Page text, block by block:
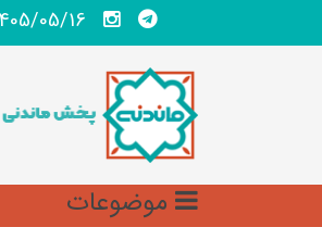
1405/05/16
موضوعات